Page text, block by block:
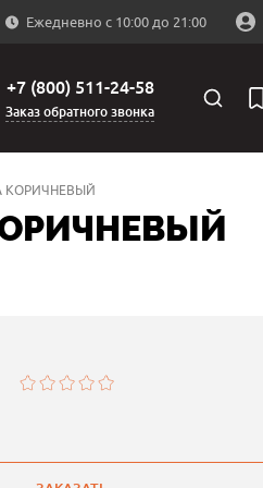
Ежедневно с 10:00 до 21:00
+7 (800) 511-24-58
Заказ обратного звонка
КОРИЧНЕВЫЙ